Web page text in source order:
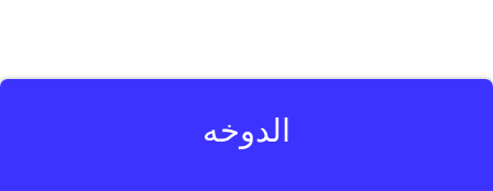
الدوخه